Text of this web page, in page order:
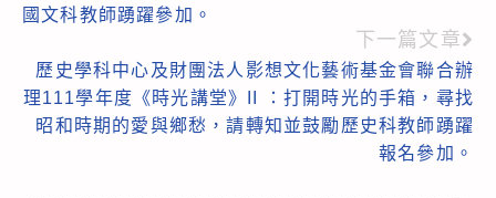
國文科教師踴躍參加。
下一篇文章
歷史學科中心及財團法人影想文化藝術基金會聯合辦
理111學年度《時光講堂》II ：打開時光的手箱，尋找
昭和時期的愛與鄉愁，請轉知並鼓勵歷史科教師踴躍
報名參加。